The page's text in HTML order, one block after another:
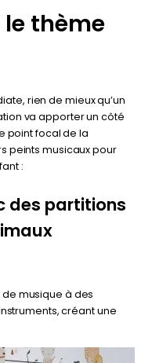
thème
rien de mieux qu’un
va apporter un côté
point focal de la
peints musicaux pour
:
des partitions
musique à des
créant une